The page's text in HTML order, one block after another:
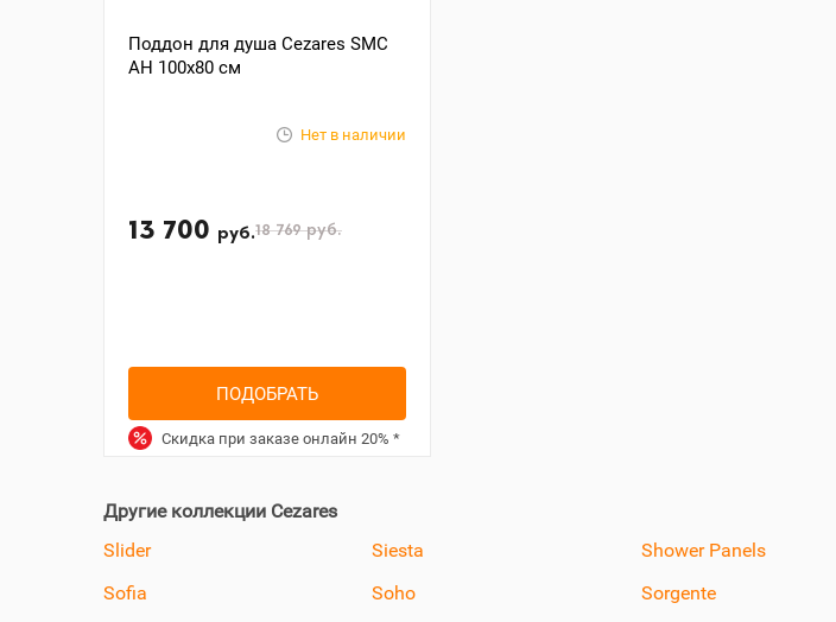
Поддон для душа Cezares SMC
AH 100x80 см
Нет в наличии
13 700 руб.18 769руб.
ПОДОБРАТЬ
Скидка при заказе онлайн20%*
Другие коллекции Cezares
Slider
Siesta Shower Panels
Sofia
Soho Sorgente